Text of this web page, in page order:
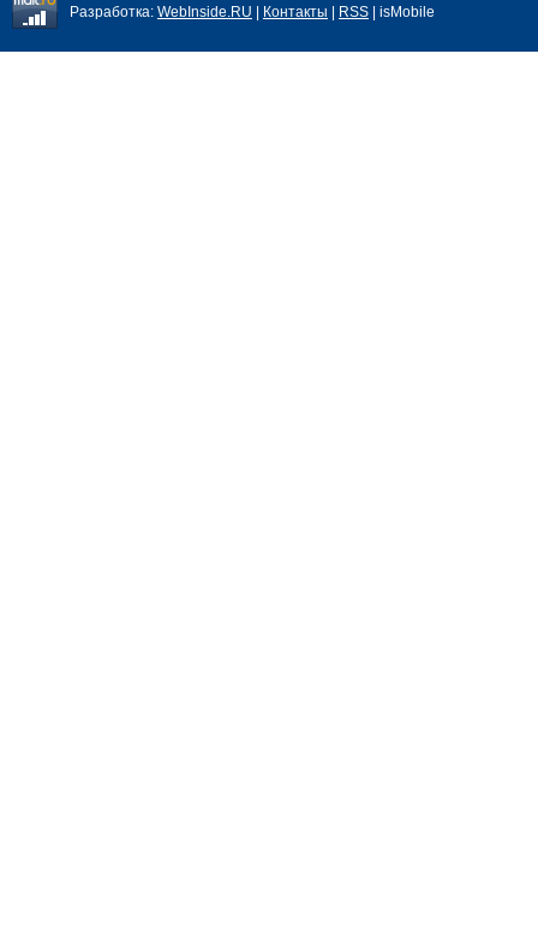
Разработка: WebInside.RU Контакты RSS | isMobile